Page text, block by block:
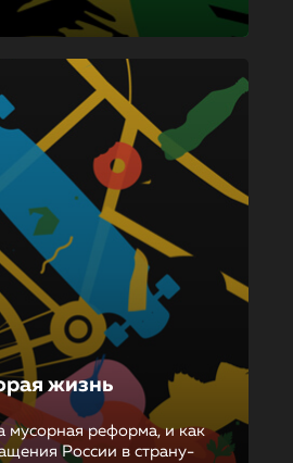
жизнь
мусорная реформа, и как
России в страну-